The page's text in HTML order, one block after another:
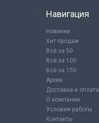
Навигация
Новинки
Хит продаж
Всё за 50
Всё за 100
Всё за 150
Архив
Доставка и оплата
О компании
Условия работы
Контакты